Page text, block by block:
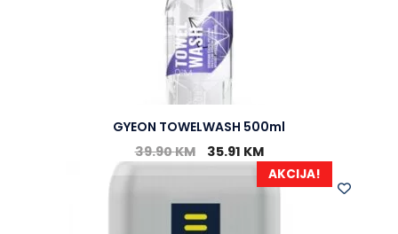
GYEON TOWELWASH 500ml
39.90KM 35.91 KM
AKCIJA!